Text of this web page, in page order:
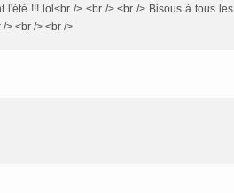
l'été !!! lol<br /> <br /> <br /> Bisous à tous les
> <br /> <br />